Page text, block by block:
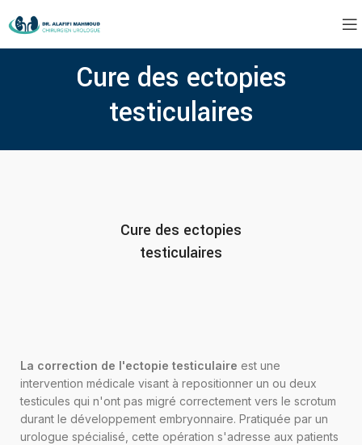
Cure des ectopies
testiculaires
Cure des ectopies
testiculaires
La correction de l'ectopie testiculaire est une
intervention médicale visant à repositionner un ou deux
testicules qui n'ont pas migré correctement vers le scrotum
durant le développement embryonnaire. Pratiquée par un
urologue spécialisé, cette opération s'adresse aux patients